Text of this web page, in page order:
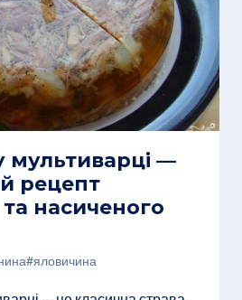
мультиварці —
рецепт
насиченого
#яловичина